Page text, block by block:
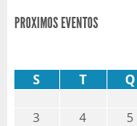
PROXIMOS EVENTOS
S
T Q
3
4 5